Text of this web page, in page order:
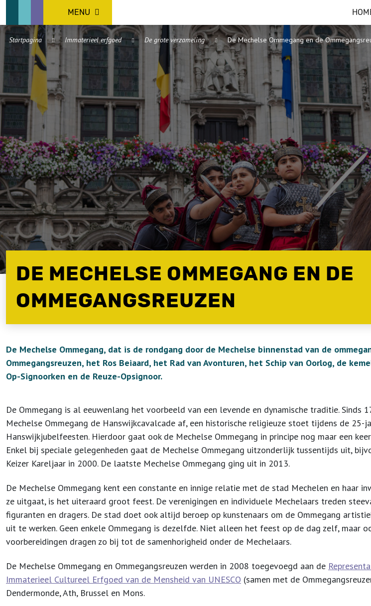
MENU
Startpagina Immaterieel erfgoed De grote verzameling De Mechelse Ommegang en de
DE MECHELSE OMMEGANG EN DE
OMMEGANGSREUZEN
De Mechelse Ommegang, dat is de rondgang door de Mechelse binnenstad van de
Ommegangsreuzen, het Ros Beiaard, het Rad van Avonturen, het Schip van Oorlog, de
Op-Signoorken en de Reuze-Opsignoor.
De Ommegang is al eeuwenlang het voorbeeld van een levende en dynamische traditie. Sinds
Mechelse Ommegang de Hanswijkcavalcade af, een historische religieuze stoet tijdens de 25-
Hanswijkjubelfeesten. Hierdoor gaat ook de Mechelse Ommegang in principe nog maar een
Enkel bij speciale gelegenheden gaat de Mechelse Ommegang uitzonderlijk tussentijds uit,
Keizer Kareljaar in 2000. De laatste Mechelse Ommegang ging uit in 2013.
De Mechelse Ommegang kent een constante en innige relatie met de stad Mechelen en haar
ze uitgaat, is het uiteraard groot feest. De verenigingen en individuele Mechelaars treden
figuranten en dragers. De stad doet ook altijd beroep op kunstenaars om de Ommegang
uit te werken. Geen enkele Ommegang is dezelfde. Niet alleen het feest op de dag zelf, maar
voorbereidingen dragen zo bij tot de samenhorigheid onder de Mechelaars.
De Mechelse Ommegang en Ommegangsreuzen werden in 2008 toegevoegd aan de
Immaterieel Cultureel Erfgoed van de Mensheid van UNESCO (samen met de
Dendermonde, Ath, Brussel en Mons.